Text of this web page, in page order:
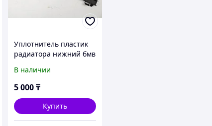
Уплотнитель пластик
радиатора нижний бмв
17111436245 17 11 1
436 245
В наличии
5 000 ₸
Купить